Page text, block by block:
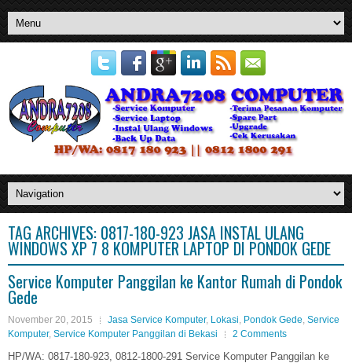
TAG ARCHIVES: 0817-180-923 JASA INSTAL ULANG
WINDOWS XP 7 8 KOMPUTER LAPTOP DI PONDOK GEDE
Service Komputer Panggilan ke Kantor Rumah di Pondok
Gede
November 20, 2015 Jasa Service Komputer, Lokasi Pondok Gede Service
Komputer, Service Komputer Panggilan di Bekasi 2 Comments
HP/WA: 0817-180-923, 0812-1800-291 Service Komputer Panggilan ke